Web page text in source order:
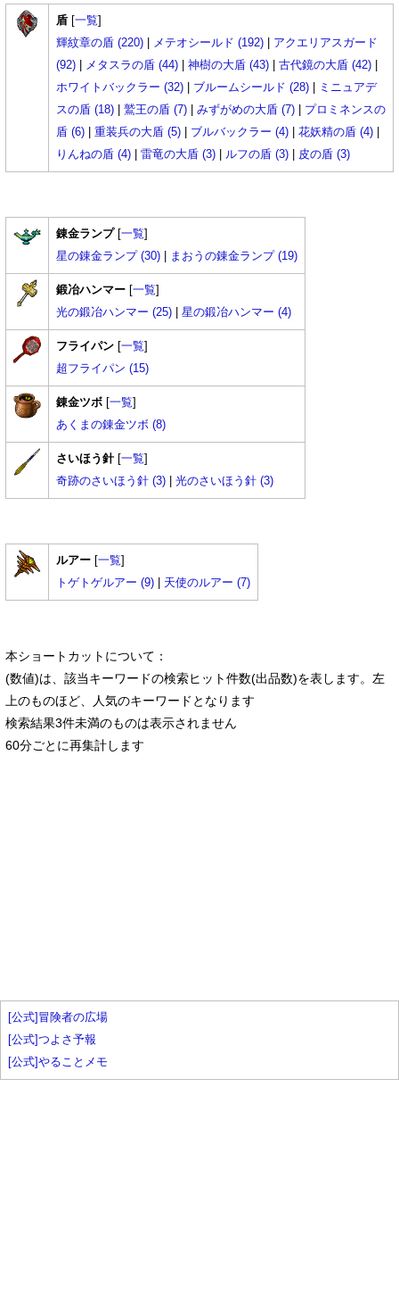
盾 [一覧]
輝紋章の盾 (220)
メテオシールド (192)
アクエリアスガード
(92)
メタスラの盾 (44) 神樹の大盾 (43) 古代鏡の大盾 (42)
ホワイトバックラー (32)
ブルームシールド (28)
ミニュアデ
スの盾 (18)
鷲王の盾 (7) みずがめの大盾 (7)
プロミネンスの
盾 (6)
重装兵の大盾 (5) ブルバックラー (4) 花妖精の盾 (4)
りんねの盾 (4)
雷竜の大盾 (3) ルフの盾 (3) 皮の盾 (3)
錬金ランプ[一覧]
星の錬金ランプ (30)
まおうの錬金ランプ (19)
鍛冶ハンマー [一覧]
光の鍛冶ハンマー (25)
星の鍛冶ハンマー (4)
フライパン [一覧]
超フライパン (15)
錬金ツボ [一覧]
あくまの錬金ツボ (8)
さいほう針 [一覧]
奇跡のさいほう針 (3)
光のさいほう針 (3)
ルアー [一覧]
トゲトゲルアー (9)
天使のルアー (7)
本ショートカットについて：
(数値)は、該当キーワードの検索ヒット件数(出品数)を表します。左
上のものほど、人気のキーワードとなります
検索結果3件未満のものは表示されません
60分ごとに再集計します
[公式]冒険者の広場
[公式]つよさ予報
[公式]やることメモ